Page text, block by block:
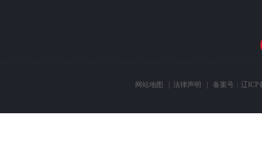
网站地图 法律声明 | 备案号： 辽ICP